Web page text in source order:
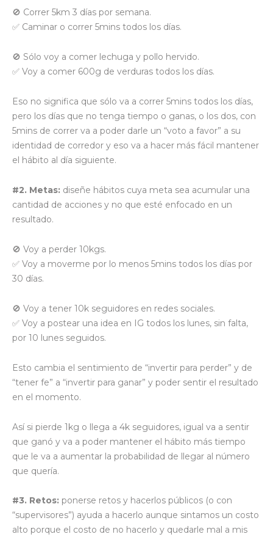
🚫 Correr 5km 3 días por semana.
✅ Caminar o correr 5mins todos los días.
🚫 Sólo voy a comer lechuga y pollo hervido.
✅ Voy a comer 600g de verduras todos los días.
Eso no significa que sólo va a correr 5mins todos los días,
pero los días que no tenga tiempo o ganas, o los dos, con
5mins de correr va a poder darle un “voto a favor” a su
identidad de corredor y eso va a hacer más fácil mantener
el hábito al día siguiente.
#2. Metas: diseñe hábitos cuya meta sea acumular una
cantidad de acciones y no que esté enfocado en un
resultado.
🚫 Voy a perder 10kgs.
✅ Voy a moverme por lo menos 5mins todos los días por
30 días.
🚫 Voy a tener 10k seguidores en redes sociales.
✅ Voy a postear una idea en IG todos los lunes, sin falta,
por 10 lunes seguidos.
Esto cambia el sentimiento de “invertir para perder” y de
“tener fe” a “invertir para ganar” y poder sentir el resultado
en el momento.
Así si pierde 1kg o llega a 4k seguidores, igual va a sentir
que ganó y va a poder mantener el hábito más tiempo
que le va a aumentar la probabilidad de llegar al número
que quería.
#3. Retos: ponerse retos y hacerlos públicos (o con
“supervisores”) ayuda a hacerlo aunque sintamos un costo
alto porque el costo de no hacerlo y quedarle mal a mis